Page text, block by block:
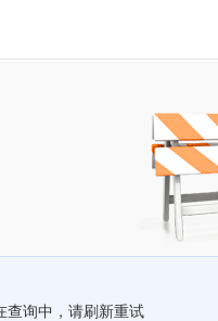
查询中，请刷新重试